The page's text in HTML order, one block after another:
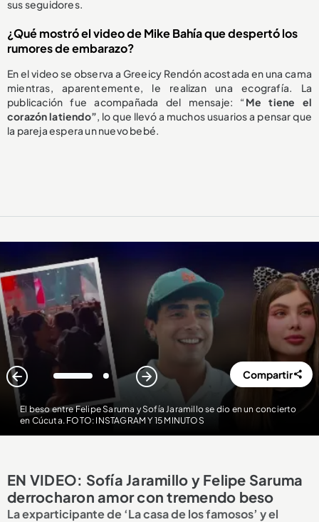
sus seguidores.
¿Qué mostró el video de Mike Bahía que despertó los
rumores de embarazo?
En el video se observa a Greeicy Rendón acostada en una cama
mientras, aparentemente, le realizan una ecografía. La
publicación fue acompañada del mensaje: “ Me tiene el
corazón latiendo”, lo que llevó a muchos usuarios a pensar que
la pareja espera un nuevo bebé.
El beso entre Felipe Saruma y Sofía Jaramillo se dio en un concierto
en Cúcuta. FOTO: INSTAGRAM Y 15 MINUTOS
1 2 Compartir
EN VIDEO: Sofía Jaramillo y Felipe Saruma
derrocharon amor con tremendo beso
La exparticipante de ‘La casa de los famosos’ y el